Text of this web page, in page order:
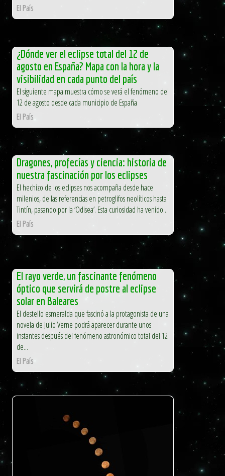
El País
¿Dónde ver el eclipse total del 12 de
agosto en España? Mapa con la hora y la
visibilidad en cada punto del país
El siguiente mapa muestra cómo se verá el fenómeno del
12 de agosto desde cada municipio de España
El País
Dragones, profecías y ciencia: historia de
nuestra fascinación por los eclipses
El hechizo de los eclipses nos acompaña desde hace
milenios, de las referencias en petroglifos neolíticos hasta
Tintín, pasando por la ‘Odisea’. Esta curiosidad ha venido...
El País
El rayo verde, un fascinante fenómeno
óptico que servirá de postre al eclipse
solar en Baleares
El destello esmeralda que fascinó a la protagonista de una
novela de Julio Verne podrá aparecer durante unos
instantes después del fenómeno astronómico total del 12
de...
El País